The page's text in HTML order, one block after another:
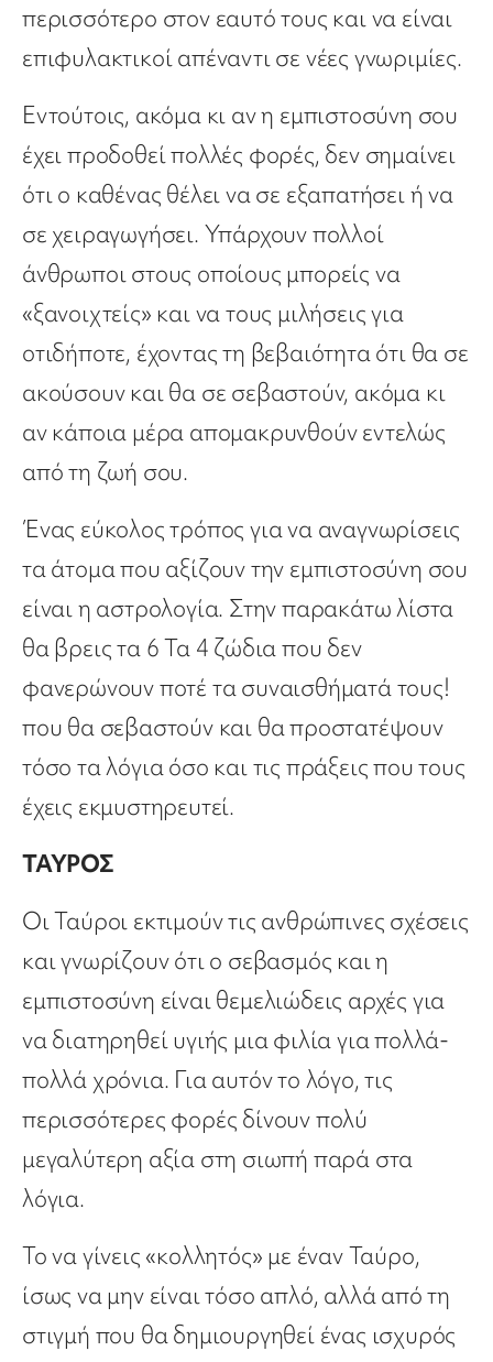
περισσότερο στον εαυτό τους και να είναι
επιφυλακτικοί απέναντι σε νέες γνωριμίες.
Εντούτοις, ακόμα κι αν η εμπιστοσύνη σου
έχει προδοθεί πολλές φορές, δεν σημαίνει
ότι ο καθένας θέλει να σε εξαπατήσει ή να
σε χειραγωγήσει. Υπάρχουν πολλοί
άνθρωποι στους οποίους μπορείς να
«ξανοιχτείς» και να τους μιλήσεις για
οτιδήποτε, έχοντας τη βεβαιότητα ότι θα σε
ακούσουν και θα σε σεβαστούν, ακόμα κι
αν κάποια μέρα απομακρυνθούν εντελώς
από τη ζωή σου.
Ένας εύκολος τρόπος για να αναγνωρίσεις
τα άτομα που αξίζουν την εμπιστοσύνη σου
είναι η αστρολογία. Στην παρακάτω λίστα
θα βρεις τα 6 Τα 4 ζώδια που δεν
φανερώνουν ποτέ τα συναισθήματά τους!
που θα σεβαστούν και θα προστατέψουν
τόσο τα λόγια όσο και τις πράξεις που τους
έχεις εκμυστηρευτεί.
ΤΑΥΡΟΣ
Οι Ταύροι εκτιμούν τις ανθρώπινες σχέσεις
και γνωρίζουν ότι ο σεβασμός και η
εμπιστοσύνη είναι θεμελιώδεις αρχές για
να διατηρηθεί υγιής μια φιλία για πολλά-
πολλά χρόνια. Για αυτόν το λόγο, τις
περισσότερες φορές δίνουν πολύ
μεγαλύτερη αξία στη σιωπή παρά στα
λόγια.
Το να γίνεις «κολλητός» με έναν Ταύρο,
ίσως να μην είναι τόσο απλό, αλλά από τη
στιγμή που θα δημιουργηθεί ένας ισχυρός